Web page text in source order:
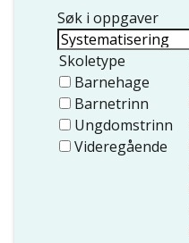
Søk i oppgaver
Skoletype
Barnehage
Barnetrinn
Ungdomstrinn
Videregående